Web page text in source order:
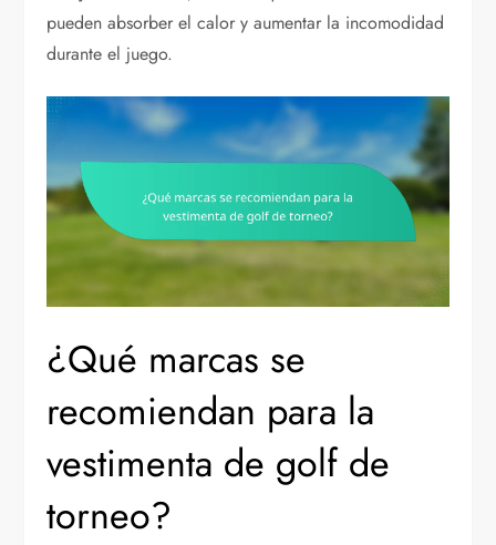
pueden absorber el calor y aumentar la incomodidad
durante el juego.
¿Qué marcas se
recomiendan para la
vestimenta de golf de
torneo?